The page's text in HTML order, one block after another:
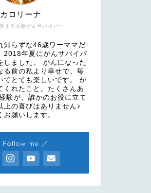
する大腸がんサバイバー
カロリーナ
知らずな46歳ワーママだ
2018年夏にがんサバイバ
しました。 がんになった
る前の私より幸せで、毎
てとても楽しいです。 が
くれたこと。たくさんあ
験が、誰かのお役に立て
上の喜びはありません♪
お願いします。
Follow me ／